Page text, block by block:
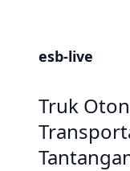
esb-live
Truk